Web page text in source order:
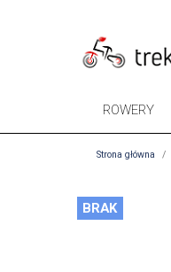
ROWERY
Strona główna
BRAK